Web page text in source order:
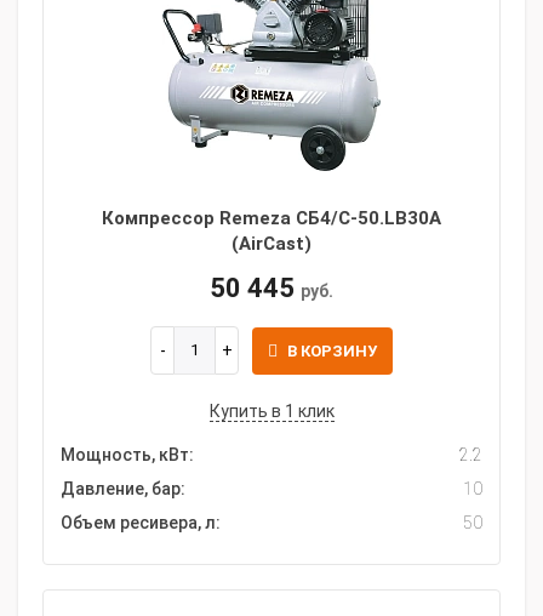
Компрессор Remeza СБ4/С-50.LB30A
(AirCast)
50 445 руб.
В КОРЗИНУ
Купить в 1 клик
Мощность, кВт:
2.2
Давление, бар:
10
Объем ресивера, л:
50